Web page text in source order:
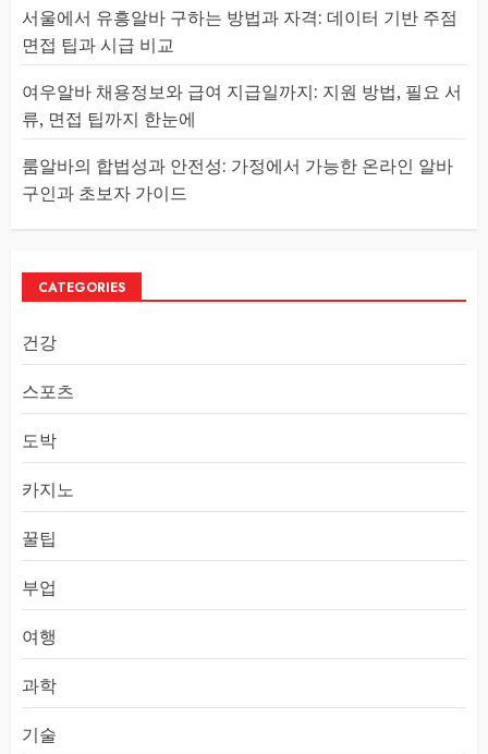
서울에서 유흥알바 구하는 방법과 자격: 데이터 기반 주점
면접 팁과 시급 비교
여우알바 채용정보와 급여 지급일까지: 지원 방법, 필요 서
류, 면접 팁까지 한눈에
룸알바의 합법성과 안전성: 가정에서 가능한 온라인 알바
구인과 초보자 가이드
CATEGORIES
건강
스포츠
도박
카지노
꿀팁
부업
여행
과학
기술